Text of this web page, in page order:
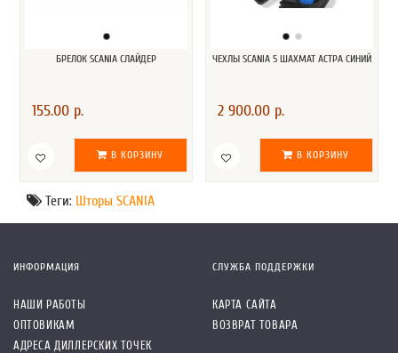
БРЕЛОК SCANIA СЛАЙДЕР
155.00 р.
В КОРЗИНУ
ЧЕХЛЫ SCANIA 5 ШАХМАТ АСТРА СИНИЙ
2 900.00 р.
В КОРЗИНУ
Теги: Шторы SCANIA
ИНФОРМАЦИЯ
НАШИ РАБОТЫ
ОПТОВИКАМ
АДРЕСА ДИЛЛЕРСКИХ ТОЧЕК
СЛУЖБА ПОДДЕРЖКИ
КАРТА САЙТА
ВОЗВРАТ ТОВАРА